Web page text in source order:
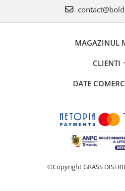
MAGAZINUL
CLIENTI
DATE
©Copyright GRASS